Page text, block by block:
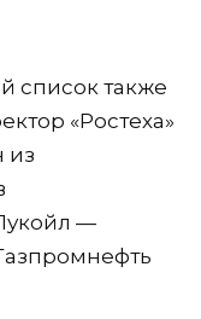
список также
«Ростеха»
из
—